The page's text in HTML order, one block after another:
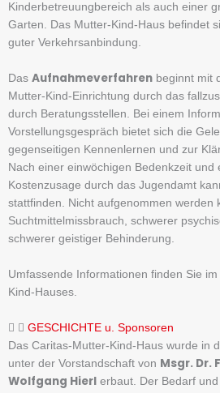
Kinderbetreuungbereich als auch einer
Garten. Das Mutter-Kind-Haus befindet
guter Verkehrsanbindung.
Das Aufnahmeverfahren beginnt mit
Mutter-Kind-Einrichtung durch das
durch Beratungsstellen. Bei einem
Vorstellungsgespräch bietet sich die
gegenseitigen Kennenlernen und zur
Nach einer einwöchigen Bedenkzeit und
Kostenzusage durch das Jugendamt
stattfinden. Nicht aufgenommen werden
Suchtmittelmissbrauch, schwerer
schwerer geistiger Behinderung.
Umfassende Informationen finden Sie im
Kind-Hauses.
GESCHICHTE u. Sponsoren
Das Caritas-Mutter-Kind-Haus wurde in
unter der Vorstandschaft von Msgr. Dr.
Wolfgang Hierl erbaut. Der Bedarf